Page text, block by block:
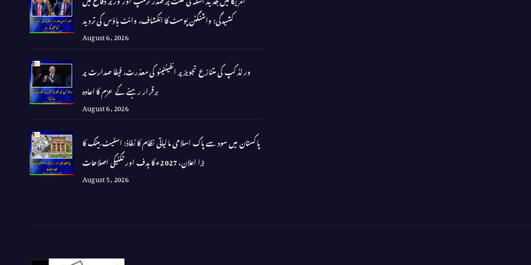
کشیدگی: واشنگٹن پوسٹ کا انکشاف، وائٹ ہاؤس کی تردید
August 6, 2026
ورلڈ کپ کی متنازع تجویز پر انفینٹینو کی معذرت، فیفا صدارت پر
برقرار رہنے کے عزم کا اعادہ
August 6, 2026
پاکستان میں سود سے پاک اسلامی مالیاتی نظام کا نفاذ: اسٹیٹ بینک کا
بڑا اعلان، 2027ء کا ہدف اور تکنیکی اصلاحات
August 5, 2026